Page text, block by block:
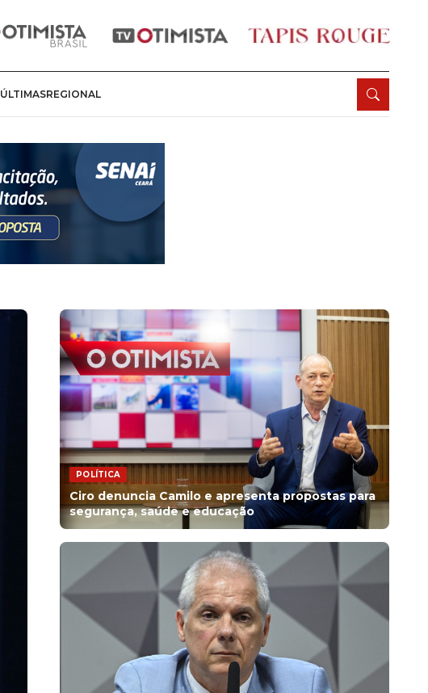
ÚLTIMASREGIONAL
POLÍTICA
Ciro denuncia Camilo e apresenta propostas para
segurança, saúde e educação